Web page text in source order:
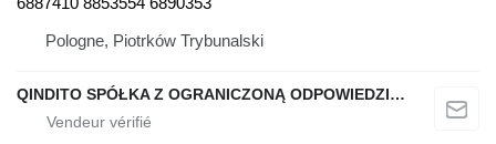
Pologne, Piotrków Trybunalski
QINDITO SPÓŁKA Z OGRANICZONĄ ODPOWIEDZIALNOŚCIĄ